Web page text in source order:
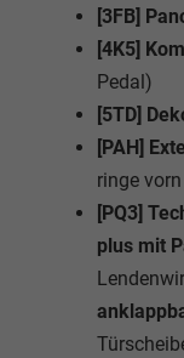
[3FB]
[4K5]
Pedal)
[5TD]
[PAH]
ringe
[PQ3]
plus mit